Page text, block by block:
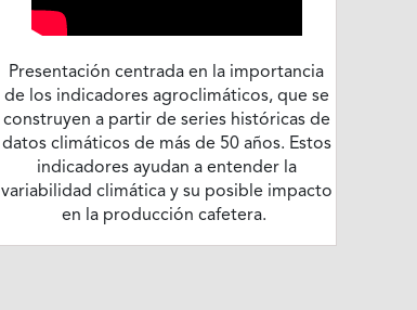
Presentación centrada en la importancia
de los indicadores agroclimáticos, que se
construyen a partir de series históricas de
datos climáticos de más de 50 años. Estos
indicadores ayudan a entender la
variabilidad climática y su posible impacto
en la producción cafetera.